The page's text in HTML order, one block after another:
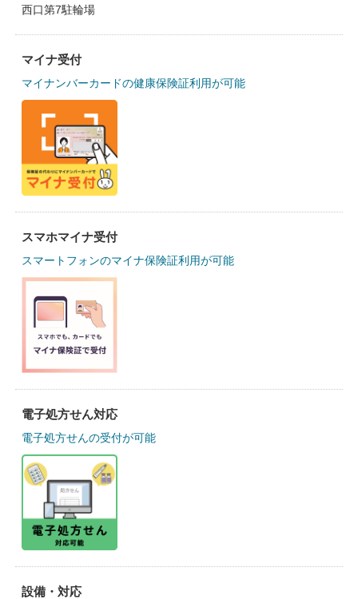
西口第7駐輪場
マイナ受付
マイナンバーカードの健康保険証利用が可能
スマホマイナ受付
スマートフォンのマイナ保険証利用が可能
電子処方せん対応
電子処方せんの受付が可能
設備・対応